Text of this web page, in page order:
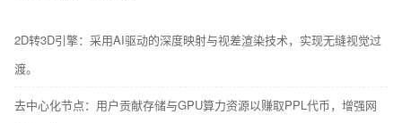
2D转3D引擎：采用AI驱动的深度映射与视差渲染技术，实现无缝视觉过
渡。
去中心化节点：用户贡献存储与GPU算力资源以赚取PPL代币，增强网